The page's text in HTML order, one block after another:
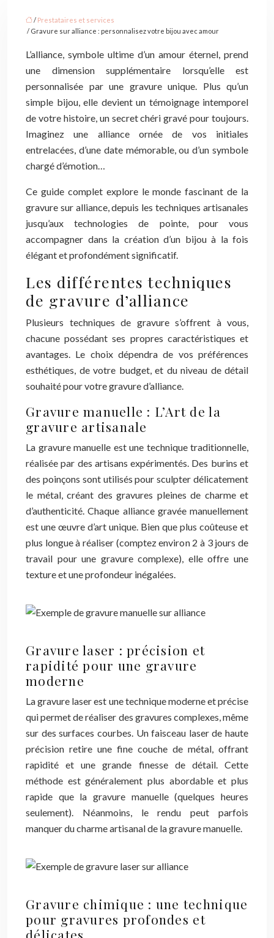
/ Prestataires et services
/ Gravure sur alliance : personnalisez votre bijou avec amour
L’alliance, symbole ultime d’un amour éternel, prend
une dimension supplémentaire lorsqu’elle est
personnalisée par une gravure unique. Plus qu’un
simple bijou, elle devient un témoignage intemporel
de votre histoire, un secret chéri gravé pour toujours.
Imaginez une alliance ornée de vos initiales
entrelacées, d’une date mémorable, ou d’un symbole
chargé d’émotion…
Ce guide complet explore le monde fascinant de la
gravure sur alliance, depuis les techniques artisanales
jusqu’aux technologies de pointe, pour vous
accompagner dans la création d’un bijou à la fois
élégant et profondément significatif.
Les différentes techniques
de gravure d’alliance
Plusieurs techniques de gravure s’offrent à vous,
chacune possédant ses propres caractéristiques et
avantages. Le choix dépendra de vos préférences
esthétiques, de votre budget, et du niveau de détail
souhaité pour votre gravure d’alliance.
Gravure manuelle : L’Art de la
gravure artisanale
La gravure manuelle est une technique traditionnelle,
réalisée par des artisans expérimentés. Des burins et
des poinçons sont utilisés pour sculpter délicatement
le métal, créant des gravures pleines de charme et
d’authenticité. Chaque alliance gravée manuellement
est une œuvre d’art unique. Bien que plus coûteuse et
plus longue à réaliser (comptez environ 2 à 3 jours de
travail pour une gravure complexe), elle offre une
texture et une profondeur inégalées.
Gravure laser : précision et
rapidité pour une gravure
moderne
La gravure laser est une technique moderne et précise
qui permet de réaliser des gravures complexes, même
sur des surfaces courbes. Un faisceau laser de haute
précision retire une fine couche de métal, offrant
rapidité et une grande finesse de détail. Cette
méthode est généralement plus abordable et plus
rapide que la gravure manuelle (quelques heures
seulement). Néanmoins, le rendu peut parfois
manquer du charme artisanal de la gravure manuelle.
Gravure chimique : une technique
pour gravures profondes et
délicates